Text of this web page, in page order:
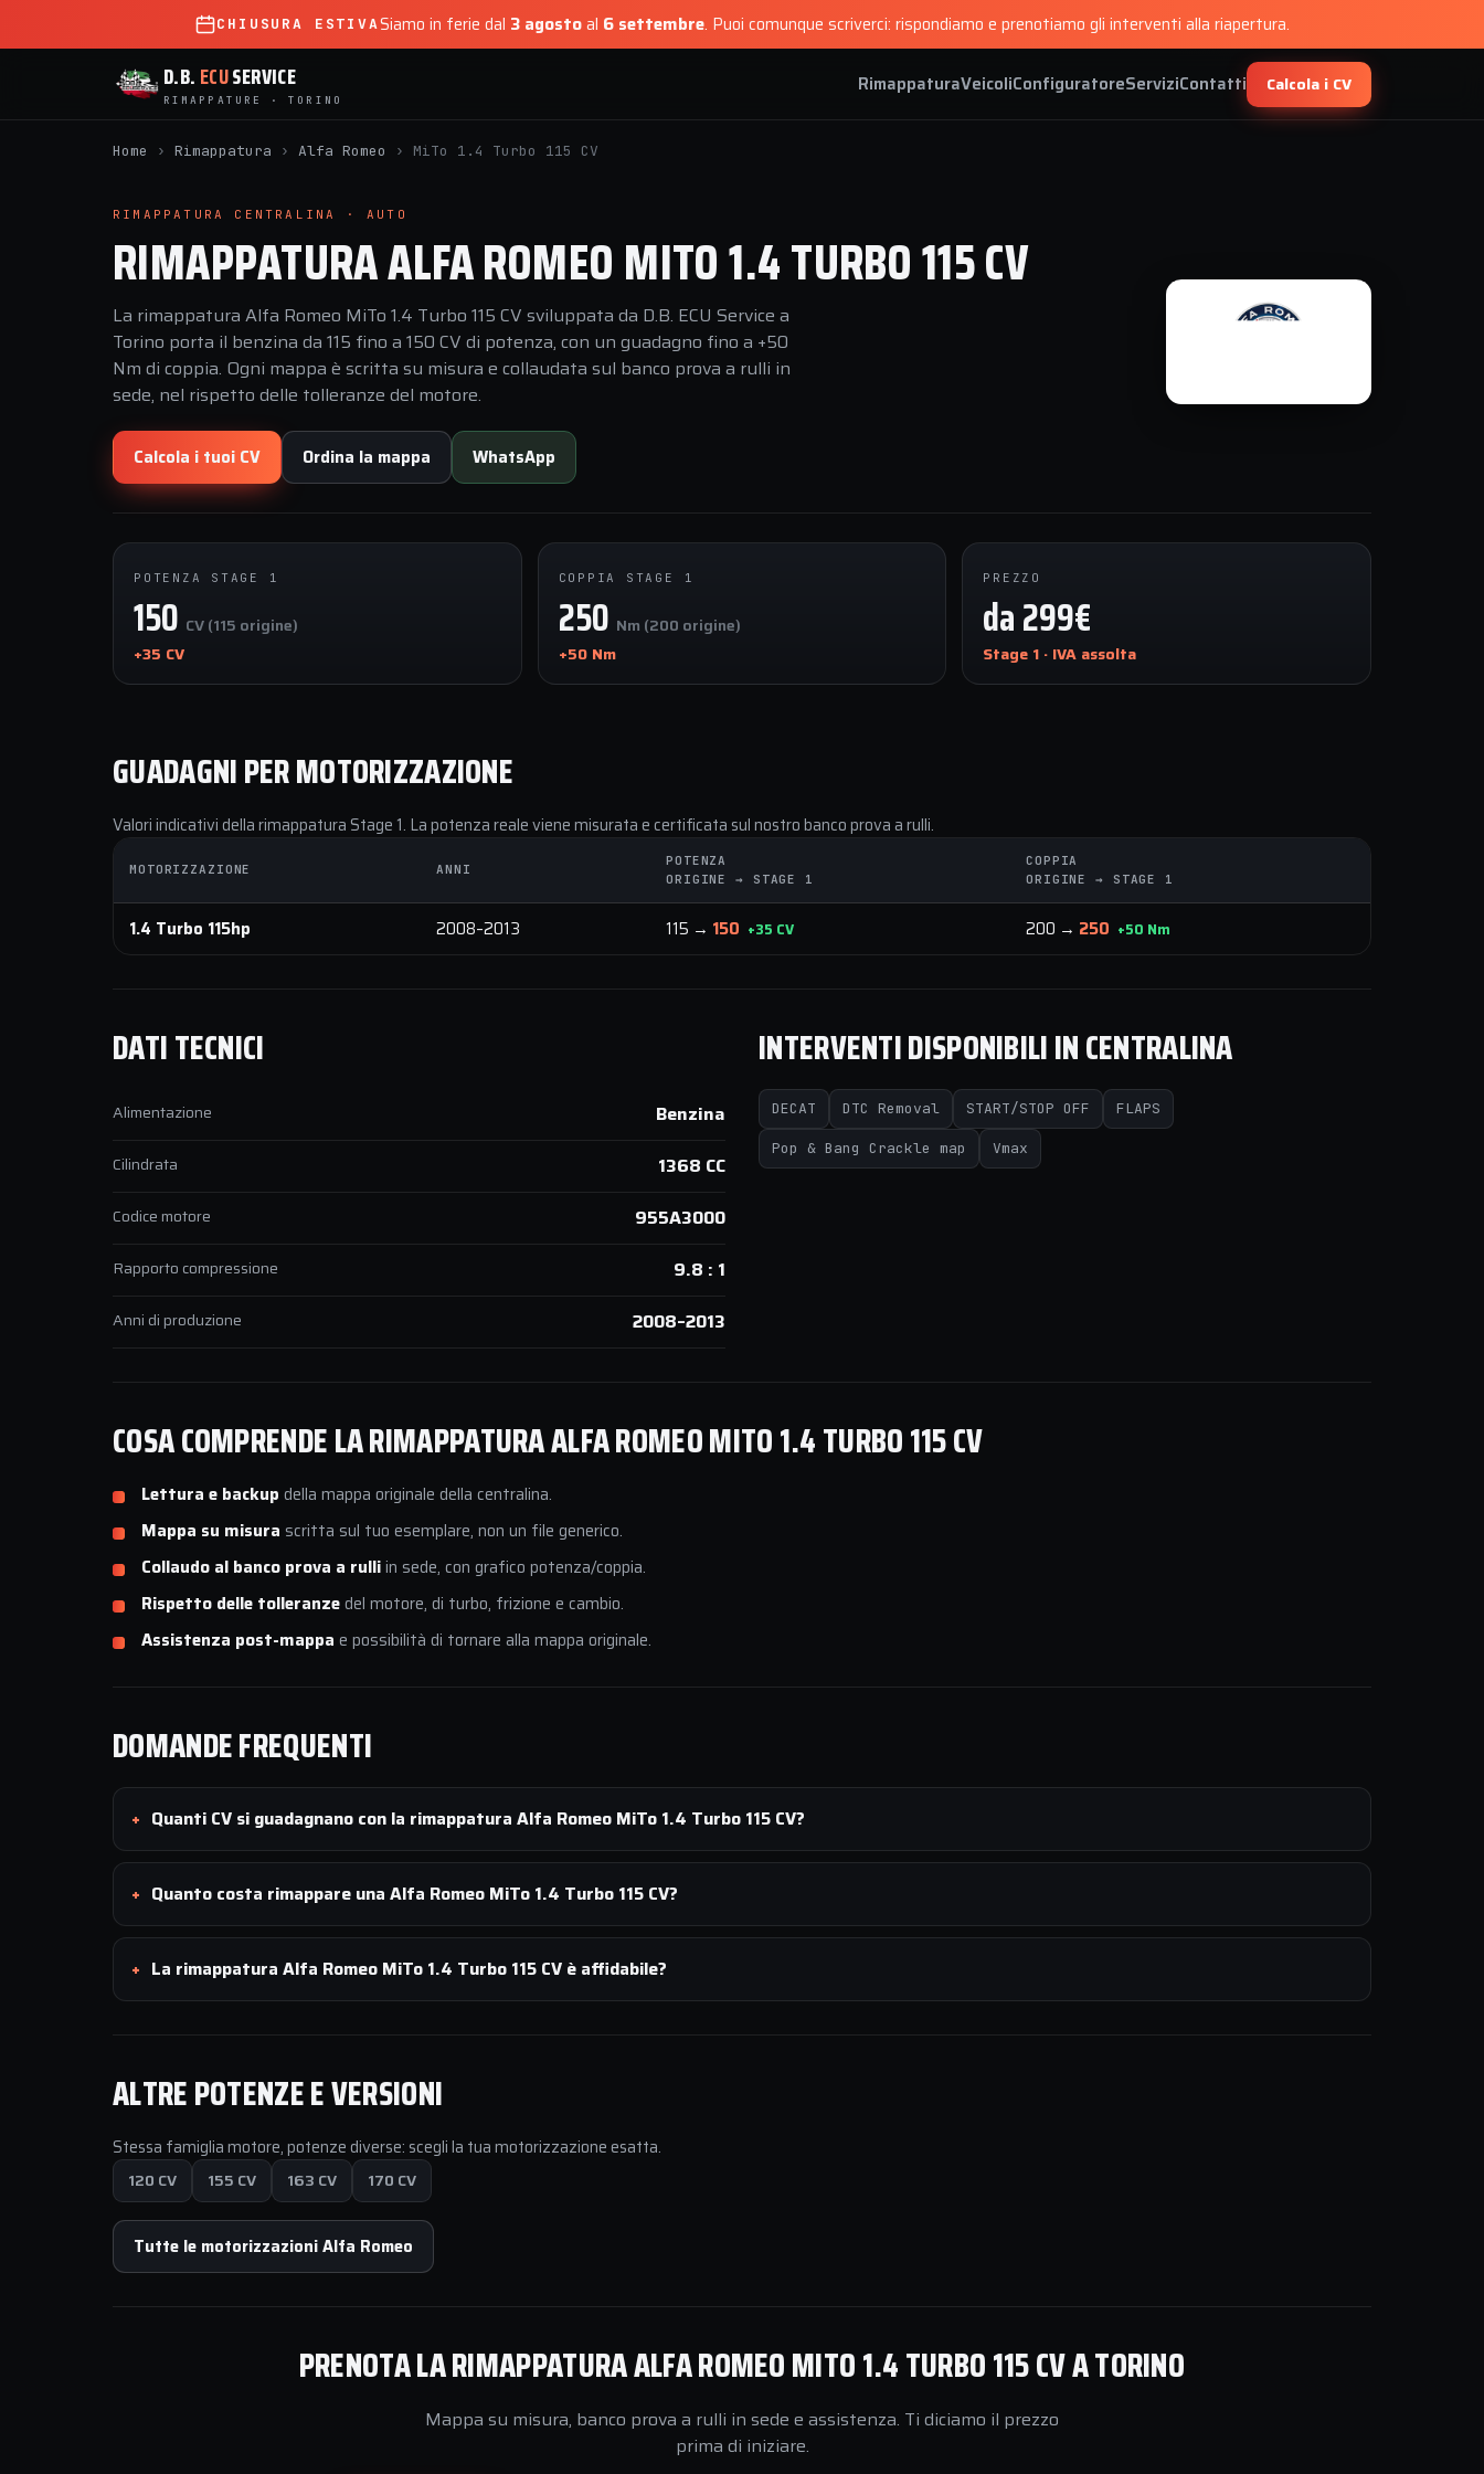
CHIUSURA ESTIVASiamo in ferie dal 3 agostoal 6 settembre. Puoi comunque scriverci: rispondiamo e prenotiamo gli interventi alla riapertura.
D.B. ECUSERVICE
RIMAPPATURE · TORINO
RimappaturaVeicoliConfiguratoreServiziContatti Calcola i CV
Home › Rimappatura › Alfa Romeo › MiTo 1.4 Turbo 115 CV
RIMAPPATURA CENTRALINA · AUTO
RIMAPPATURA ALFA ROMEO MITO 1.4 TURBO 115 CV
La rimappatura Alfa Romeo MiTo 1.4 Turbo 115 CV sviluppata da D.B. ECU Service a
Torino porta il benzina da 115 fino a 150 CV di potenza, con un guadagno fino a +50
Nm di coppia. Ogni mappa è scritta su misura e collaudata sul banco prova a rulli in
sede, nel rispetto delle tolleranze del motore.
Calcola i tuoi CV Ordina la mappa WhatsApp
POTENZA STAGE 1
150 CV (115 origine)
+35 CV
COPPIA STAGE 1
250 Nm (200 origine)
+50 Nm
PREZZO
da 299€
Stage 1 · IVA assolta
GUADAGNI PER MOTORIZZAZIONE
Valori indicativi della rimappatura Stage 1. La potenza reale viene misurata e certificata sul nostro banco prova a rulli.
MOTORIZZAZIONE ANNI
POTENZA
ORIGINE → STAGE 1
COPPIA
ORIGINE → STAGE 1
1.4 Turbo 115hp 2008–2013 115 → 150 +35 CV 200 → 250 +50 Nm
DATI TECNICI
Alimentazione Benzina
Cilindrata 1368 CC
Codice motore 955A3000
Rapporto compressione 9.8 : 1
Anni di produzione 2008–2013
INTERVENTI DISPONIBILI IN CENTRALINA
DECAT DTC Removal START/STOP OFF FLAPS
Pop & Bang Crackle map Vmax
COSA COMPRENDE LA RIMAPPATURA ALFA ROMEO MITO 1.4 TURBO 115 CV
Lettura e backup della mappa originale della centralina.
Mappa su misura scritta sul tuo esemplare, non un file generico.
Collaudo al banco prova a rulliin sede, con grafico potenza/coppia.
Rispetto delle tolleranzedel motore, di turbo, frizione e cambio.
Assistenza post-mappa e possibilità di tornare alla mappa originale.
DOMANDE FREQUENTI
Quanti CV si guadagnano con la rimappatura Alfa Romeo MiTo 1.4 Turbo 115 CV?
Quanto costa rimappare una Alfa Romeo MiTo 1.4 Turbo 115 CV?
La rimappatura Alfa Romeo MiTo 1.4 Turbo 115 CV è affidabile?
ALTRE POTENZE E VERSIONI
Stessa famiglia motore, potenze diverse: scegli la tua motorizzazione esatta.
120 CV
155 CV 163 CV 170 CV
Tutte le motorizzazioni Alfa Romeo
PRENOTA LA RIMAPPATURA ALFA ROMEO MITO 1.4 TURBO 115 CV A TORINO
Mappa su misura, banco prova a rulli in sede e assistenza. Ti diciamo il prezzo
prima di iniziare.